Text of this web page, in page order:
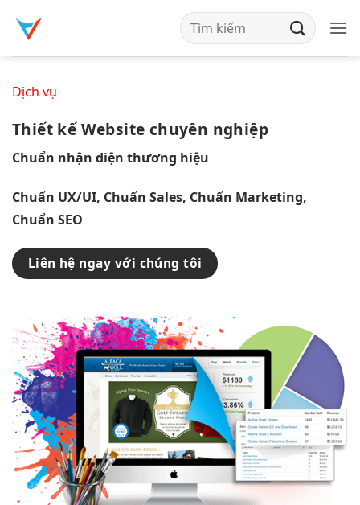
qua
nội
Dịch vụ
Thiết kế Website chuyên nghiệp
Chuẩn nhận diện thương hiệu
Chuẩn UX/UI, Chuẩn Sales, Chuẩn Marketing,
Chuẩn SEO
Liên hệ ngay với chúng tôi